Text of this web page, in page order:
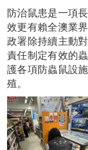
防治鼠患是一項
效更有賴全澳業
政署除持續主動
責任制定有效的
護各項防蟲鼠設
殖。